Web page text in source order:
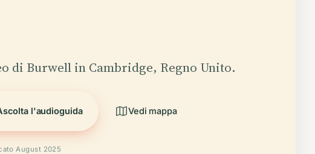
di Burwell in Cambridge, Regno Unito.
l'audioguida Vedi mappa
August 2025